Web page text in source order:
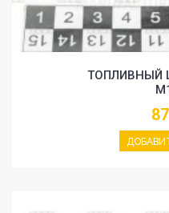
ТОПЛИВНЫЙ